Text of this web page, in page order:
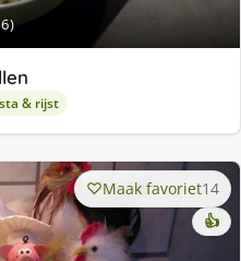
& rijst
Maak favoriet14
👍